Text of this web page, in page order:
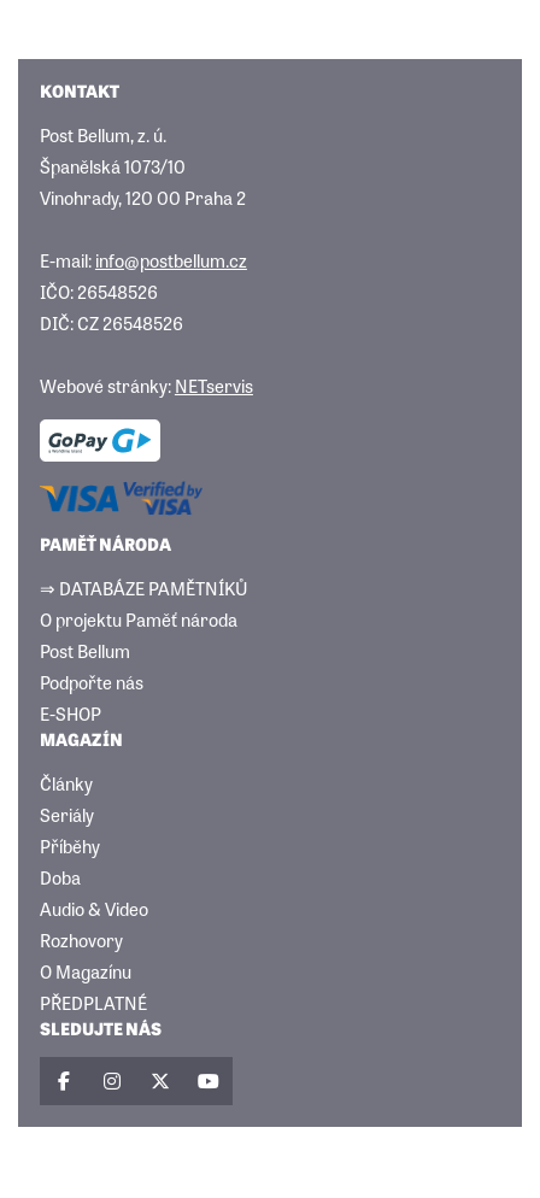
KONTAKT
Post Bellum, z. ú.
Španělská 1073/10
Vinohrady, 120 00 Praha 2
E-mail:info@postbellum.cz
IČO: 26548526
DIČ: CZ 26548526
Webové stránky:NETservis
PAMĚŤ NÁRODA
⇒ DATABÁZE PAMĚTNÍKŮ
O projektu Paměť národa
Post Bellum
Podpořte nás
E-SHOP
MAGAZÍN
Články
Seriály
Příběhy
Doba
Audio & Video
Rozhovory
O Magazínu
PŘEDPLATNÉ
SLEDUJTE NÁS